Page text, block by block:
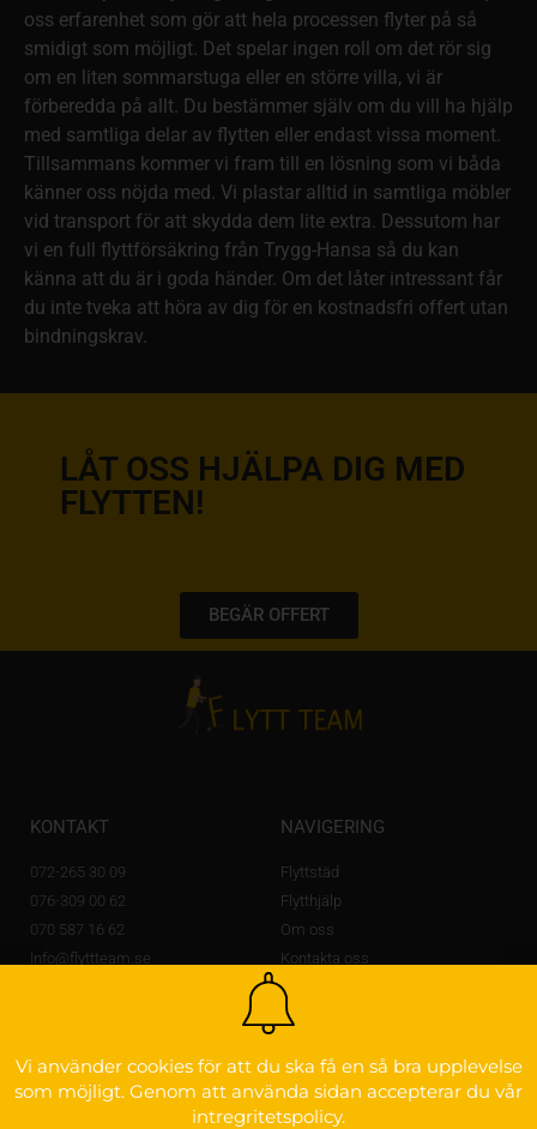
oss erfarenhet som gör att hela processen flyter på så
smidigt som möjligt. Det spelar ingen roll om det rör sig
om en liten sommarstuga eller en större villa, vi är
förberedda på allt. Du bestämmer själv om du vill ha hjälp
med samtliga delar av flytten eller endast vissa moment.
Tillsammans kommer vi fram till en lösning som vi båda
känner oss nöjda med. Vi plastar alltid in samtliga möbler
vid transport för att skydda dem lite extra. Dessutom har
vi en full flyttförsäkring från Trygg-Hansa så du kan
känna att du är i goda händer. Om det låter intressant får
du inte tveka att höra av dig för en kostnadsfri offert utan
bindningskrav.
LÅT OSS HJÄLPA DIG MED
FLYTTEN!
BEGÄR OFFERT
KONTAKT
072-265 30 09
076-309 00 62
070 587 16 62
Info@flyttteam.se
NAVIGERING
Flyttstäd
Flytthjälp
Om oss
Kontakta oss
Godkänd för F-skatt
Vi använder cookies för att du ska få en så bra upplevelse
som möjligt. Genom att använda sidan accepterar du vår
intregritetspolicy.